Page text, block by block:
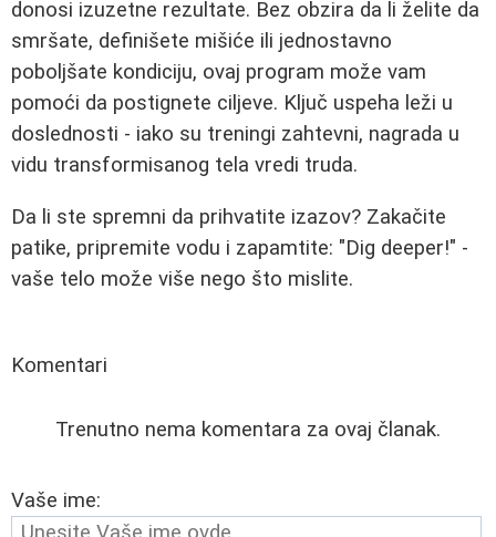
donosi izuzetne rezultate. Bez obzira da li želite da
smršate, definišete mišiće ili jednostavno
poboljšate kondiciju, ovaj program može vam
pomoći da postignete ciljeve. Ključ uspeha leži u
doslednosti - iako su treningi zahtevni, nagrada u
vidu transformisanog tela vredi truda.
Da li ste spremni da prihvatite izazov? Zakačite
patike, pripremite vodu i zapamtite: "Dig deeper!" -
vaše telo može više nego što mislite.
Komentari
Trenutno nema komentara za ovaj članak.
Vaše ime: